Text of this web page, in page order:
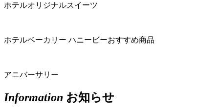
ホテルオリジナルスイーツ
ホテルベーカリー ハニービーおすすめ商品
アニバーサリー
Information お知らせ